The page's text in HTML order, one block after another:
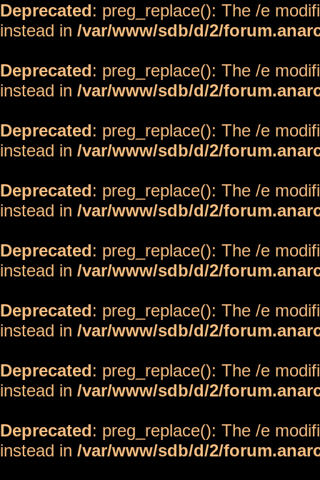
Deprecated: preg_replace(): The /e
instead in /var/www/sdb/d/2/
Deprecated: preg_replace(): The /e
instead in /var/www/sdb/d/2/
Deprecated: preg_replace(): The /e
instead in /var/www/sdb/d/2/
Deprecated: preg_replace(): The /e
instead in /var/www/sdb/d/2/
Deprecated: preg_replace(): The /e
instead in /var/www/sdb/d/2/
Deprecated: preg_replace(): The /e
instead in /var/www/sdb/d/2/
Deprecated: preg_replace(): The /e
instead in /var/www/sdb/d/2/
Deprecated: preg_replace(): The /e
instead in /var/www/sdb/d/2/